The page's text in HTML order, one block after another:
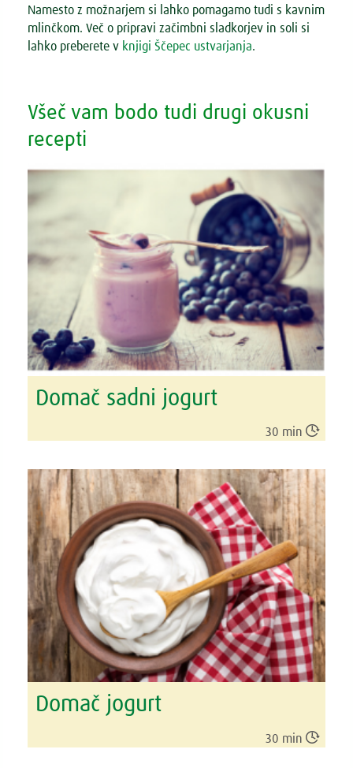
Namesto z možnarjem si lahko pomagamo tudi s kavnim
mlinčkom. Več o pripravi začimbni sladkorjev in soli si
lahko preberete v knjigi Ščepec ustvarjanja.
Všeč vam bodo tudi drugi okusni
recepti
Domač sadni jogurt
30 min 
Domač jogurt
30 min 